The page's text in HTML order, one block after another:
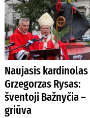
Naujasis kardinolas
Grzegorzas Rysas:
šventoji Bažnyčia –
griūva